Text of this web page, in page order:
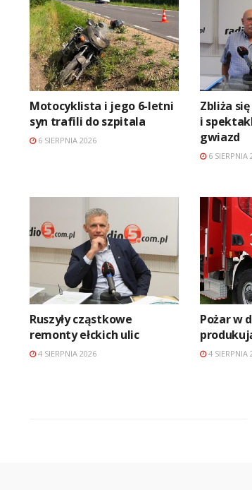
Motocyklista i jego 6-letni
syn trafili do szpitala
6 SIERPNIA 2026
Zbliża
i
gwiazd
6 SIERPNIA
Ruszyły cząstkowe
remonty ełckich ulic
4 SIERPNIA 2026
Pożar w
4 SIERPNIA